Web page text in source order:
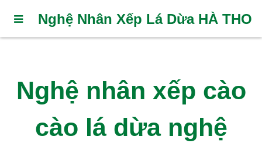
Nghệ Nhân Xếp Lá Dừa HÀ THO
Nghệ nhân xếp cào
cào lá dừa nghệ